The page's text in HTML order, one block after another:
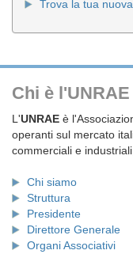
Trova la tua
Chi è l'UNRAE
L'UNRAE è
operanti sul mercato
commerciali e
Chi siamo
Struttura
Presidente
Direttore Generale
Organi Associativi